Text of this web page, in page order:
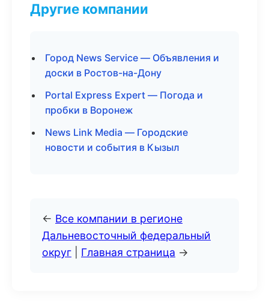
Другие компании
Город News Service — Объявления и
доски в Ростов-на-Дону
Portal Express Expert — Погода и
пробки в Воронеж
News Link Media — Городские
новости и события в Кызыл
← Все компании в регионе
Дальневосточный федеральный
округ
Главная страница →